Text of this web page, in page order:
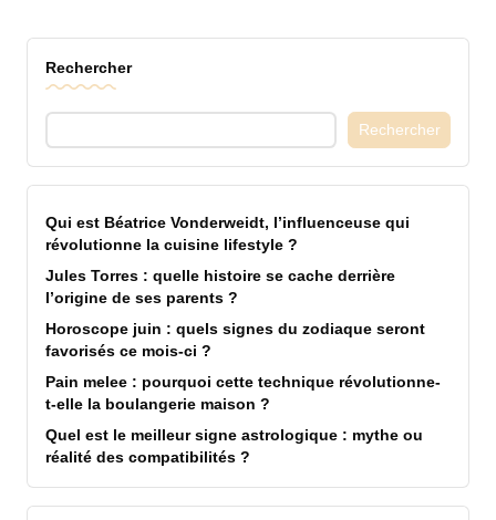
Rechercher
Rechercher
Qui est Béatrice Vonderweidt, l’influenceuse qui
révolutionne la cuisine lifestyle ?
Jules Torres : quelle histoire se cache derrière
l’origine de ses parents ?
Horoscope juin : quels signes du zodiaque seront
favorisés ce mois-ci ?
Pain melee : pourquoi cette technique révolutionne-
t-elle la boulangerie maison ?
Quel est le meilleur signe astrologique : mythe ou
réalité des compatibilités ?